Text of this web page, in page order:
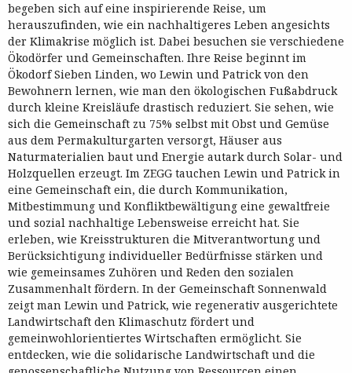
begeben sich auf eine inspirierende Reise, um
herauszufinden, wie ein nachhaltigeres Leben angesichts
der Klimakrise möglich ist. Dabei besuchen sie verschiedene
Ökodörfer und Gemeinschaften. Ihre Reise beginnt im
Ökodorf Sieben Linden, wo Lewin und Patrick von den
Bewohnern lernen, wie man den ökologischen Fußabdruck
durch kleine Kreisläufe drastisch reduziert. Sie sehen, wie
sich die Gemeinschaft zu 75% selbst mit Obst und Gemüse
aus dem Permakulturgarten versorgt, Häuser aus
Naturmaterialien baut und Energie autark durch Solar- und
Holzquellen erzeugt. Im ZEGG tauchen Lewin und Patrick in
eine Gemeinschaft ein, die durch Kommunikation,
Mitbestimmung und Konfliktbewältigung eine gewaltfreie
und sozial nachhaltige Lebensweise erreicht hat. Sie
erleben, wie Kreisstrukturen die Mitverantwortung und
Berücksichtigung individueller Bedürfnisse stärken und
wie gemeinsames Zuhören und Reden den sozialen
Zusammenhalt fördern. In der Gemeinschaft Sonnenwald
zeigt man Lewin und Patrick, wie regenerativ ausgerichtete
Landwirtschaft den Klimaschutz fördert und
gemeinwohlorientiertes Wirtschaften ermöglicht. Sie
entdecken, wie die solidarische Landwirtschaft und die